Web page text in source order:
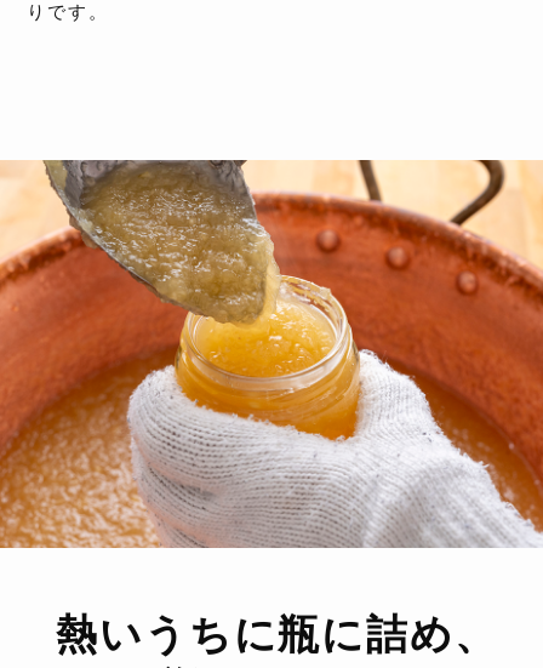
りです。
熱いうちに瓶に詰め、